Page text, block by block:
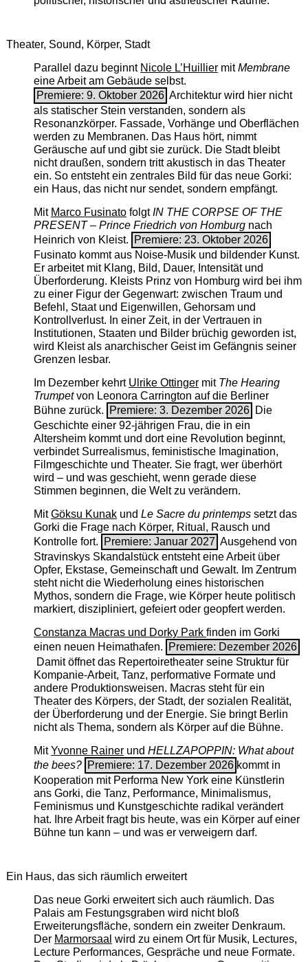
Theater, Sound, Körper, Stadt
Parallel dazu beginnt Nicole L’Huilliermit ­Membrane
eine Arbeit am Gebäude selbst.
Premiere: 9. Oktober 2026 Architektur wird hier nicht
als statischer Stein verstanden, sondern als
Resonanzkörper. Fassade, Vorhänge und Oberflächen
werden zu Membranen. Das Haus hört, nimmt
Geräusche auf und gibt sie zurück. Die Stadt bleibt
nicht draußen, sondern tritt akustisch in das Theater
ein. So entsteht ein zentrales Bild für das neue Gorki:
ein Haus, das nicht nur sendet, sondern empfängt.
Mit Marco FusinatofolgtIN THE CORPSE OF THE
PRESENT – Prince Friedrich von Homburgnach
Heinrich von Kleist.
Premiere: 23. Oktober 2026
Fusinato kommt aus Noise-Musik und bildender Kunst.
Er arbeitet mit Klang, Bild, Dauer, Intensität und
Überforderung. Kleists Prinz von Homburg wird bei ihm
zu einer Figur der Gegenwart: zwischen Traum und
Befehl, Staat und Eigenwillen, Gehorsam und
Kontrollverlust. In einer Zeit, in der Vertrauen in
Institutionen, Staaten und Bilder brüchig geworden ist,
wird Kleist als anarchischer Geist im Gefängnis seiner
Grenzen lesbar.
Im Dezember kehrt Ulrike Ottingermit The ­Hearing
Trumpetvon Leonora Carrington auf die Berliner
Bühne zurück.
Premiere: 3. Dezember 2026 Die
Geschichte einer 92-jährigen Frau, die in ein
Altersheim kommt und dort eine Revolution beginnt,
verbindet Surrealismus, feministische Imagination,
Filmgeschichte und Theater. Sie fragt, wer überhört
wird – und was geschieht, wenn gerade diese
Stimmen beginnen, die Welt zu verändern.
MitGöksu Kunakund Le Sacre du printempssetzt das
Gorki die Frage nach Körper, Ritual, Rausch und
Kontrolle fort.
Premiere: Januar 2027 Ausgehend von
Stravinskys Skandalstück entsteht eine Arbeit über
Opfer, Ekstase, Gemeinschaft und Gewalt. Im Zentrum
steht nicht die Wiederholung eines historischen
Mythos, sondern die Frage, wie Körper heute politisch
markiert, diszipliniert, gefeiert oder geopfert werden.
Constanza Macras und Dorky Park finden im Gorki
einen neuen Heimathafen.
Premiere: Dezember 2026
Damit öffnet das Repertoiretheater seine Struktur für
Kompanie-Arbeit, Tanz, performative Formate und
andere Produktionsweisen. Macras steht für ein
Theater des Körpers, der Stadt, der sozialen Realität,
der Überforderung und der Energie. Sie bringt Berlin
nicht als Thema, sondern als Körper auf die Bühne.
MitYvonne Rainerund HELLZAPOPPIN: What about
the bees? Premiere: 17. Dezember 2026 kommt in
Kooperation mit Performa New York eine Künstlerin
ans Gorki, die Tanz, Performance, Minimalismus,
Feminismus und Kunstgeschichte radikal verändert
hat. Ihre Arbeit fragt bis heute, was ein Körper auf einer
Bühne tun kann – und was er verweigern darf.
Ein Haus, das sich räumlich erweitert
Das neue Gorki erweitert sich auch räumlich. Das
Palais am Festungsgraben wird nicht bloß
Erweiterungsfläche, sondern ein zweiter Denkraum.
Der Marmorsaal wird zu einem Ort für Musik, Lectures,
Lecture Performances, Gespräche und neue Formate.